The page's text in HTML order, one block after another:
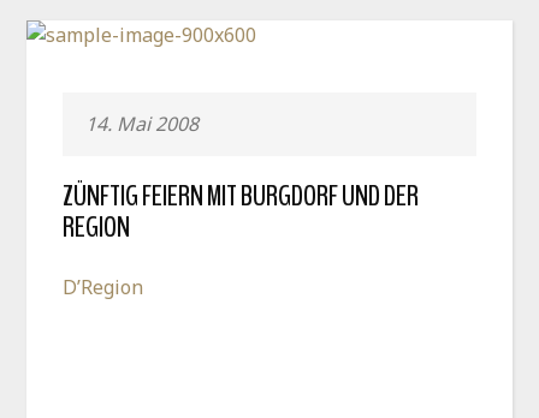
14. Mai 2008
ZÜNFTIG FEIERN MIT BURGDORF UND DER
REGION
D’Region